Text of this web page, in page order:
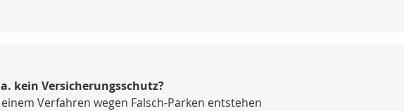
kein Versicherungsschutz?
Verfahren wegen Falsch-Parken entstehen